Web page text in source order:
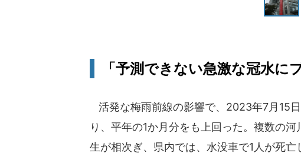
「予測できない急激な冠水に
活発な梅雨前線の影響で、2023年7月15
り、平年の1か月分をも上回った。複数の
生が相次ぎ、県内では、水没車で1人が死亡